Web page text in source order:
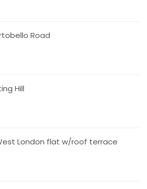
Road
Hill
London flat w/roof terrace